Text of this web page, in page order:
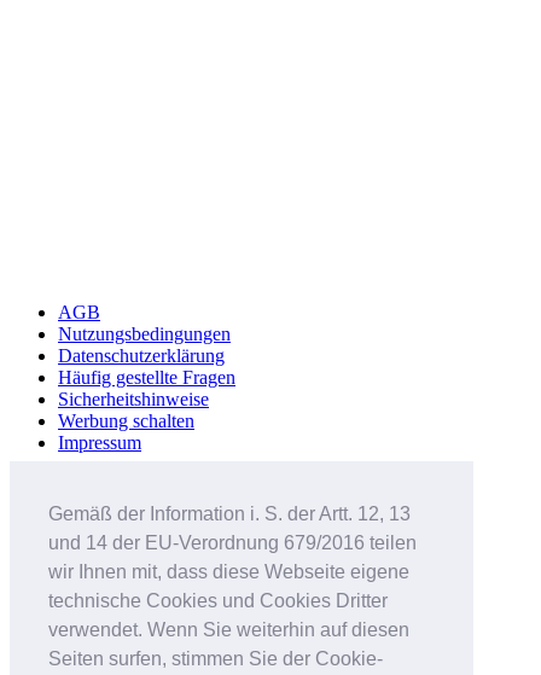
Gemäß der Information i. S. der Artt. 12, 13
und 14 der EU-Verordnung 679/2016 teilen
wir Ihnen mit, dass diese Webseite eigene
technische Cookies und Cookies Dritter
verwendet. Wenn Sie weiterhin auf diesen
Seiten surfen, stimmen Sie der Cookie-
AGB
Nutzungsbedingungen
Datenschutzerklärung
Häufig gestellte Fragen
Sicherheitshinweise
Werbung schalten
Impressum
Kleinanzeigen-Suedtirol.com
RC-Flohmarkt.com
MeinInserat.at
MeinInserat.com
Auswandern nach Südtirol
AnnunciPratici.it
MeinInserat.it
Immobar.it